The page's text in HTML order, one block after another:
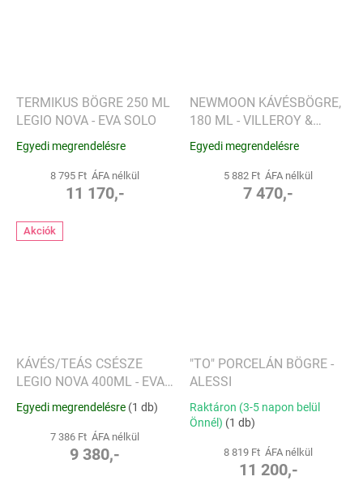
TERMIKUS BÖGRE 250 ML
LEGIO NOVA - EVA SOLO
Egyedi megrendelésre
8 795 Ft ÁFA nélkül
11 170,-
NEWMOON KÁVÉSBÖGRE,
180 ML - VILLEROY &
BOCH
Egyedi megrendelésre
5 882 Ft ÁFA nélkül
7 470,-
Akciók
KÁVÉS/TEÁS CSÉSZE
LEGIO NOVA 400ML - EVA
SOLO
Egyedi megrendelésre (1 db)
7 386 Ft ÁFA nélkül
9 380,-
"TO" PORCELÁN BÖGRE -
ALESSI
Raktáron (3-5 napon belül
Önnél) (1 db)
8 819 Ft ÁFA nélkül
11 200,-